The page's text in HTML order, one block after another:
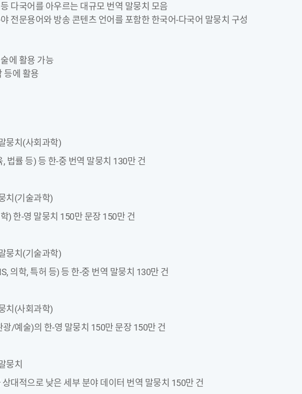
다국어를 아우르는 대규모 번역 말뭉치 모음
전문용어와 방송 콘텐츠 언어를 포함한 한국어-다국어 말뭉치 구성
에 활용 가능
등에 활용
뭉치(사회과학)
법률 등) 등 한-중 번역 말뭉치 130만 건
치(기술과학)
) 한-영 말뭉치 150만 문장 150만 건
뭉치(기술과학)
의학, 특허 등) 등 한-중 번역 말뭉치 130만 건
치(사회과학)
/예술)의 한-영 말뭉치 150만 문장 150만 건
뭉치
대적으로 낮은 세부 분야 데이터 번역 말뭉치 150만 건